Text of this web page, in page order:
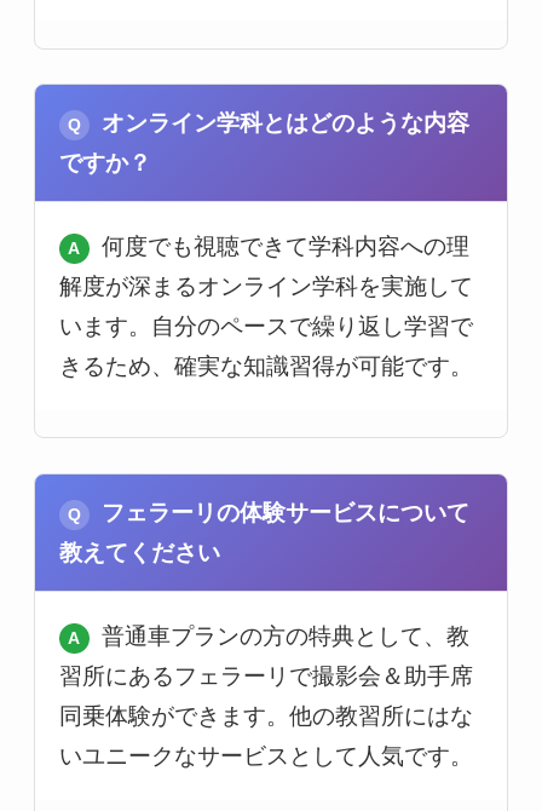
オンライン学科とはどのような内容
ですか？
何度でも視聴できて学科内容への理
解度が深まるオンライン学科を実施して
います。自分のペースで繰り返し学習で
きるため、確実な知識習得が可能です。
フェラーリの体験サービスについて
教えてください
普通車プランの方の特典として、教
習所にあるフェラーリで撮影会＆助手席
同乗体験ができます。他の教習所にはな
いユニークなサービスとして人気です。